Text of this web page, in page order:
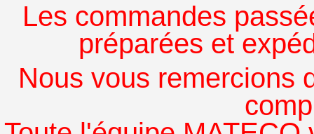
Les commandes
préparées et
Nous vous remercions